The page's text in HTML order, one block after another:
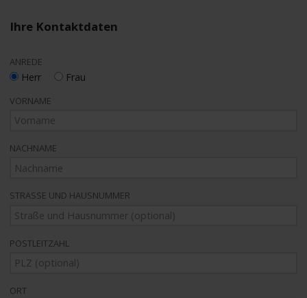
Ihre Kontaktdaten
ANREDE
Herr Frau
VORNAME
NACHNAME
STRASSE UND HAUSNUMMER
POSTLEITZAHL
ORT